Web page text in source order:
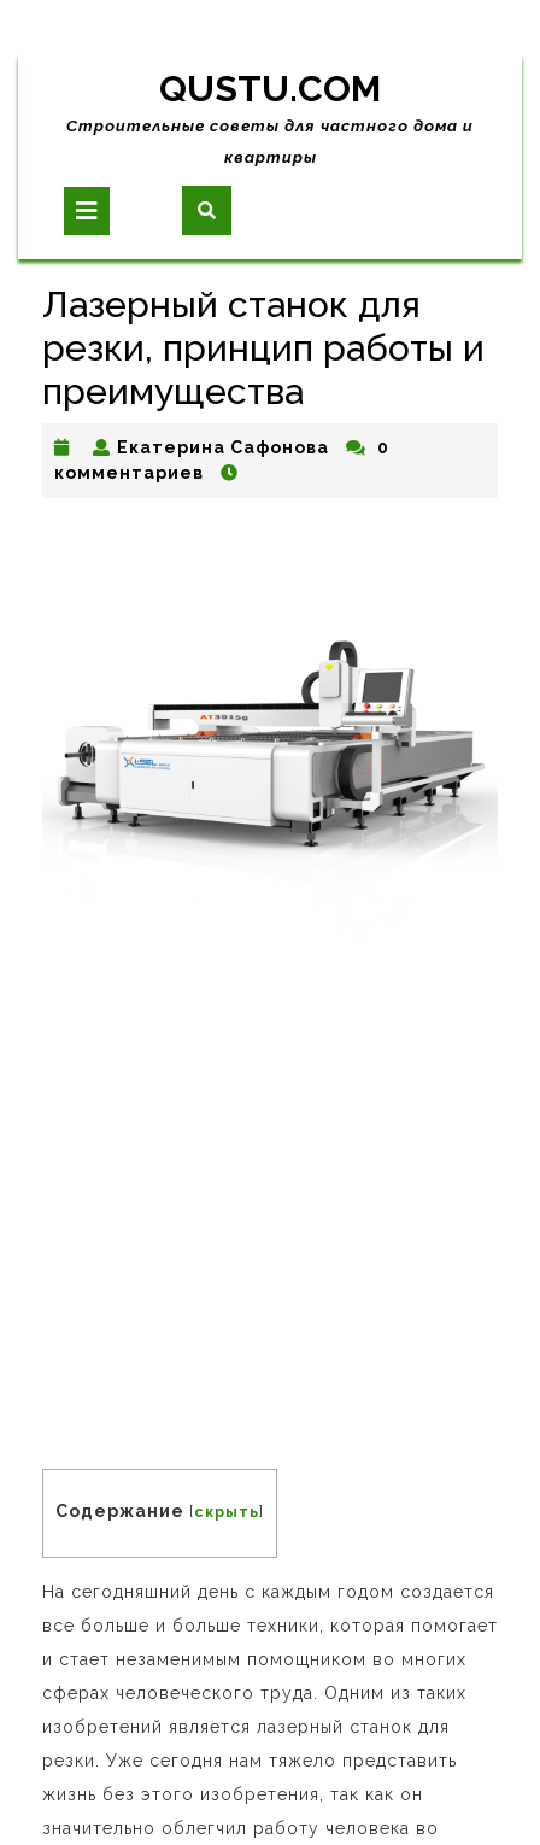
Skip
content
QUSTU.COM
Строительные советы для частного дома и
квартиры
Open
Button
Лазерный станок для
резки, принцип работы и
преимущества
Екатерина Сафонова Екатерина
0
комментариев
Содержание [скрыть]
На сегодняшний день с каждым годом создается
все больше и больше техники, которая помогает
и стает незаменимым помощником во многих
сферах человеческого труда. Одним из таких
изобретений является лазерный станок для
резки. Уже сегодня нам тяжело представить
жизнь без этого изобретения, так как он
значительно облегчил работу человека во